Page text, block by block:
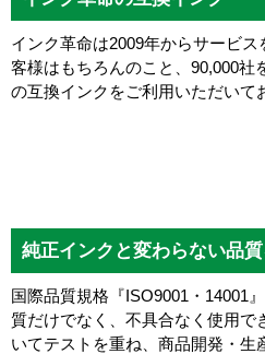
インク革命は2009年からサービ
客様はもちろんのこと、90,000社
の互換インクをご利用いただいて
純正インクと変わらない品
国際品質規格『ISO9001・14001
質だけでなく、不具合なく使用で
いてテストを重ね、商品開発・生